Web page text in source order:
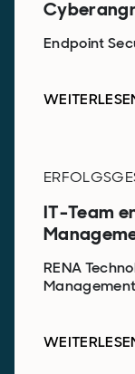
Endpoint
IT-Team
RENA
Management